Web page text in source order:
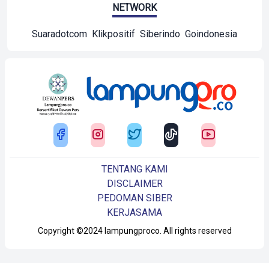
NETWORK
Suaradotcom Klikpositif Siberindo Goindonesia
Copyright ©2024 lampungproco. All rights reserved
TENTANG KAMI
DISCLAIMER
PEDOMAN SIBER
KERJASAMA